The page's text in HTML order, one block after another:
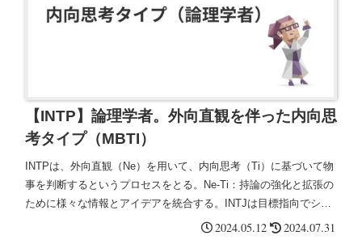
【INTP】論理学者。外向直観を伴った内向思
考タイプ（MBTI）
INTPは、外向直観（Ne）を用いて、内向思考（Ti）に基づいて物
事を判断するというプロセスをとる。Ne-Ti：持論の強化と拡張の
ために様々な情報とアイデアを統合する。INTJは目標指向でシス
テマティックなアプローチを取るのに対し、INTPは情報の探求と
2024.05.12 2024.07.31